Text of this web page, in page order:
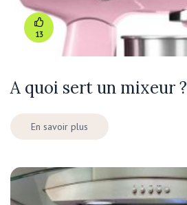
13
A quoi sert un mixeur ?
En savoir plus